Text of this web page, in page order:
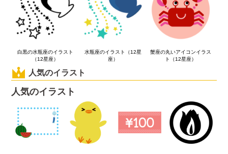
白黒の水瓶座のイラスト
（12星座）
水瓶座のイラスト（12星
座）
蟹座の丸いアイコンイラス
ト（12星座）
人気のイラスト
人気のイラスト